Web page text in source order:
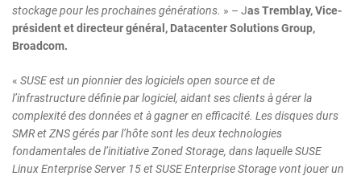
stockage pour les prochaines générations. » – Jas Tremblay, Vice-
président et directeur général, Datacenter Solutions Group,
Broadcom.
« SUSE est un pionnier des logiciels open source et de
l’infrastructure définie par logiciel, aidant ses clients à gérer la
complexité des données et à gagner en efficacité. Les disques durs
SMR et ZNS gérés par l’hôte sont les deux technologies
fondamentales de l’initiative Zoned Storage, dans laquelle SUSE
Linux Enterprise Server 15 et SUSE Enterprise Storage vont jouer un